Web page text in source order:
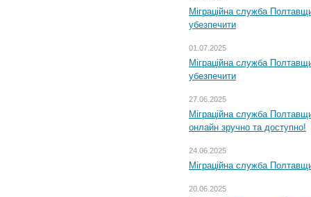
Міграційна служба
убезпечити
01.07.2025
Міграційна служба
убезпечити
27.06.2025
Міграційна служба
онлайн зручно та доступно!
24.06.2025
Міграційна служба
20.06.2025